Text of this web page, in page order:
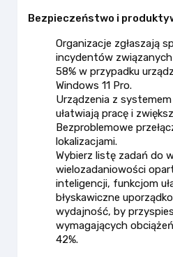
Bezpieczeństwo i
Organizacje zgłaszają
incydentów
58% w przypadku
Windows 11 Pro.
Urządzenia z systemem
ułatwiają pracę i
Bezproblemowe
lokalizacjami.
Wybierz listę zadań do
wielozadaniowości
inteligencji, funkcjom
błyskawiczne
wydajność, by
wymagających
42%.